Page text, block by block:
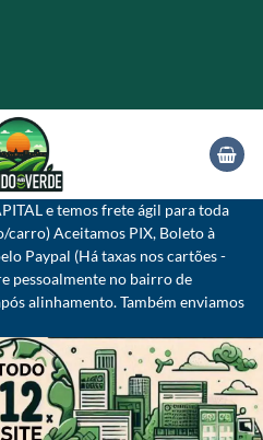
e temos frete ágil para toda
carro) Aceitamos PIX, Boleto à
Paypal (Há taxas nos cartões -
pessoalmente no bairro de
alinhamento. Também enviamos